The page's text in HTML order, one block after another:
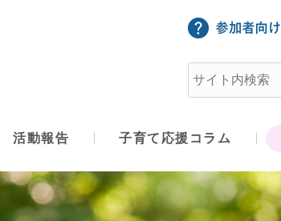
活動報告 子育て応援コラム